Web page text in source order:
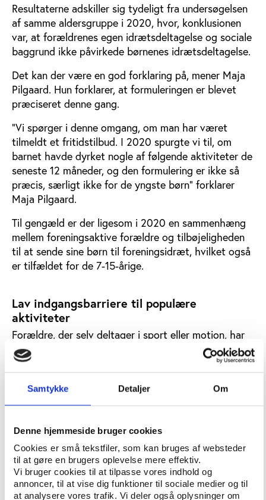
Samtykke Detaljer Om
Denne hjemmeside bruger cookies
Cookies er små tekstfiler, som kan bruges af websteder
til at gøre en brugers oplevelse mere effektiv.
Vi bruger cookies til at tilpasse vores indhold og
annoncer, til at vise dig funktioner til sociale medier og til
at analysere vores trafik. Vi deler også oplysninger om
Resultaterne adskiller sig tydeligt fra undersøgelsen
af samme aldersgruppe i 2020, hvor, konklusionen
var, at forældrenes egen idrætsdeltagelse og sociale
baggrund ikke påvirkede børnenes idrætsdeltagelse.
Det kan der være en god forklaring på, mener Maja
Pilgaard. Hun forklarer, at formuleringen er blevet
præciseret denne gang.
”Vi spørger i denne omgang, om man har været
tilmeldt et fritidstilbud. I 2020 spurgte vi til, om
barnet havde dyrket nogle af følgende aktiviteter de
seneste 12 måneder, og den formulering er ikke så
præcis, særligt ikke for de yngste børn” forklarer
Maja Pilgaard.
Til gengæld er der ligesom i 2020 en sammenhæng
mellem foreningsaktive forældre og tilbøjeligheden
til at sende sine børn til foreningsidræt, hvilket også
er tilfældet for de 7-15-årige.
Lav indgangsbarriere til populære
aktiviteter
Forældre, der selv deltager i sport eller motion, har
størst tilbøjelighed til at sende deres børn til en
fritidsaktivitet, men der er også forskel på, hvilke
aktiviteter børnene sendes til.
mens forældrenes egen deltagelsesstatus er mindre
afgørende, når det kommer til gymnastik og spejder.
”Det er interessant, hvorvidt nogle aktiviteter er
mere synlige i hverdagen eller bliver opfattet som
havende en lavere indgangsbarriere end andre